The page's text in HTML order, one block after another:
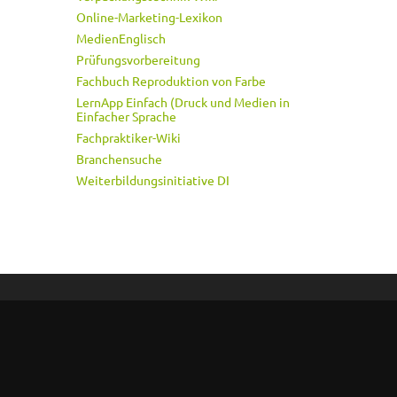
Online-Marketing-Lexikon
MedienEnglisch
Prüfungsvorbereitung
Fachbuch Reproduktion von Farbe
LernApp Einfach (Druck und Medien in
Einfacher Sprache
Fachpraktiker-Wiki
Branchensuche
Weiterbildungsinitiative DI